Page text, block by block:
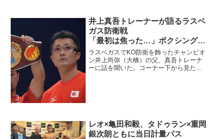
ンのミラン・メリンド（比）が48.7キロ
でとも...
井上真吾トレーナーが語るラスベ
ガス防衛戦
「最初は焦った…」ボクシング･
ビート12月号より
ラスベガスでKO防衛を飾ったチャンピオ
ン井上尚弥（大橋）の父、真吾トレーナ
ーに話を聞いた。コーナー下から見た一
レオ×亀田和毅、タドゥラン×重岡
銀次朗ともに当日計量パス